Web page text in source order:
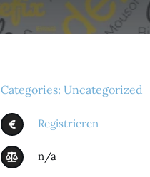
Categories:Uncategorized
Registrieren
n/a